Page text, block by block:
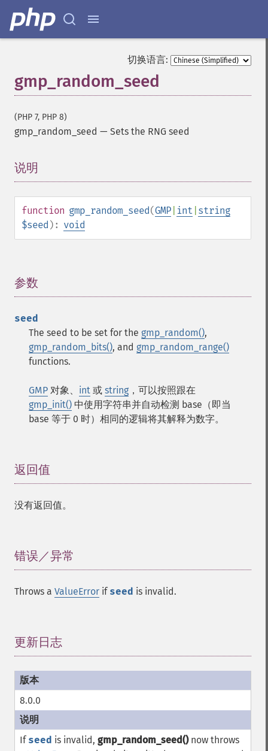
切换语言:
gmp_random_seed
(PHP 7, PHP 8)
gmp_random_seed — Sets the RNG seed
说明
function gmp_random_seed(GMP int string
$seed ): void
参数
seed
The seed to be set for the gmp_random(),
gmp_random_bits(), and gmp_random_range()
functions.
GMP 对象、 int 或 string ，可以按照跟在
gmp_init() 中使用字符串并自动检测 base（即当
base 等于 0 时）相同的逻辑将其解释为数字。
返回值
没有返回值。
错误／异常
Throws a ValueError if seed is invalid.
更新日志
8.0.0
If seed is invalid, gmp_random_seed()now throws